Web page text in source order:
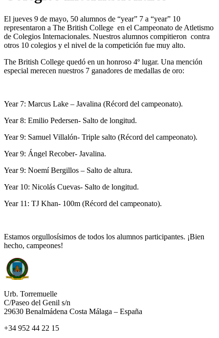
El jueves 9 de mayo, 50 alumnos de “year” 7 a “year” 10
representaron a The British College en el Campeonato de Atletismo
de Colegios Internacionales. Nuestros alumnos compitieron contra
otros 10 colegios y el nivel de la competición fue muy alto.
The British College quedó en un honroso 4º lugar. Una mención
especial merecen nuestros 7 ganadores de medallas de oro:
Year 7: Marcus Lake – Javalina (Récord del campeonato).
Year 8: Emilio Pedersen- Salto de longitud.
Year 9: Samuel Villalón- Triple salto (Récord del campeonato).
Year 9: Ángel Recober- Javalina.
Year 9: Noemí Bergillos – Salto de altura.
Year 10: Nicolás Cuevas- Salto de longitud.
Year 11: TJ Khan- 100m (Récord del campeonato).
Estamos orgullosísimos de todos los alumnos participantes. ¡Bien
hecho, campeones!
Urb. Torremuelle
C/Paseo del Genil s/n
29630 Benalmádena Costa Málaga – España
+34 952 44 22 15